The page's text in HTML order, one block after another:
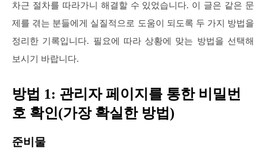
차근 절차를 따라가니 해결할 수 있었습니다. 이 글은 같은 문
제를 겪는 분들에게 실질적으로 도움이 되도록 두 가지 방법을
정리한 기록입니다. 필요에 따라 상황에 맞는 방법을 선택해
보시기 바랍니다.
방법 1: 관리자 페이지를 통한 비밀번
호 확인(가장 확실한 방법)
준비물